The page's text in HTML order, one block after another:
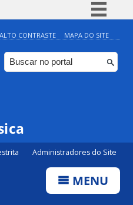
Simplifique!
Comunica BR
Participe
ALTO CONTRASTE MAPA DO SITE
Administradores do Site
MENU